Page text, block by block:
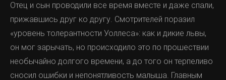
Отец и сын проводили все время вместе и даже спали,
прижавшись друг ко другу. Смотрителей поразил
«уровень толерантности Уоллеса»: как и дикие львы,
он мог зарычать, но происходило это по прошествии
необычайно долгого времени, а до того он терпеливо
сносил ошибки и непонятливость малыша. Главным